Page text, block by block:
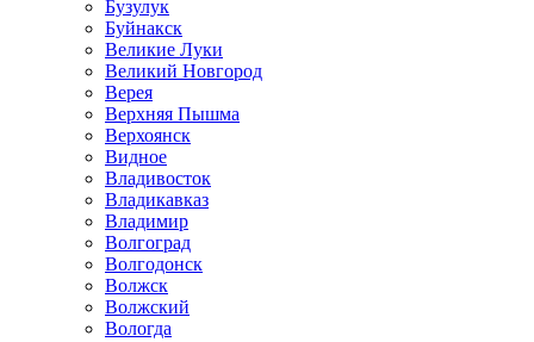
Бузулук
Буйнакск
Великие Луки
Великий Новгород
Верея
Верхняя Пышма
Верхоянск
Видное
Владивосток
Владикавказ
Владимир
Волгоград
Волгодонск
Волжск
Волжский
Вологда